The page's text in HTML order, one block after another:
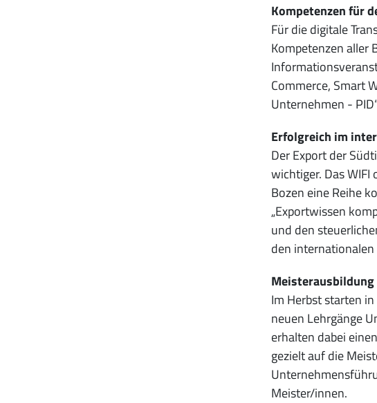
Kompetenzen für
Für die digitale
Kompetenzen aller
Commerce, Smart
Unternehmen -
Erfolgreich im
Der Export der
wichtiger. Das
Bozen eine Reihe
„Exportwissen
und den
den
Im Herbst starten
neuen Lehrgänge
erhalten dabei
gezielt auf die
Meister/innen.